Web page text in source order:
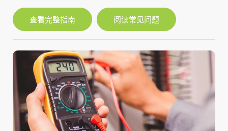
查看完整指南 阅读常见问题